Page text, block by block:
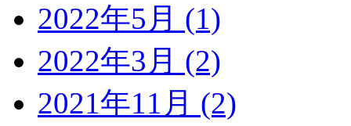
2022年5月 (1)
2022年3月 (2)
2021年11月 (2)